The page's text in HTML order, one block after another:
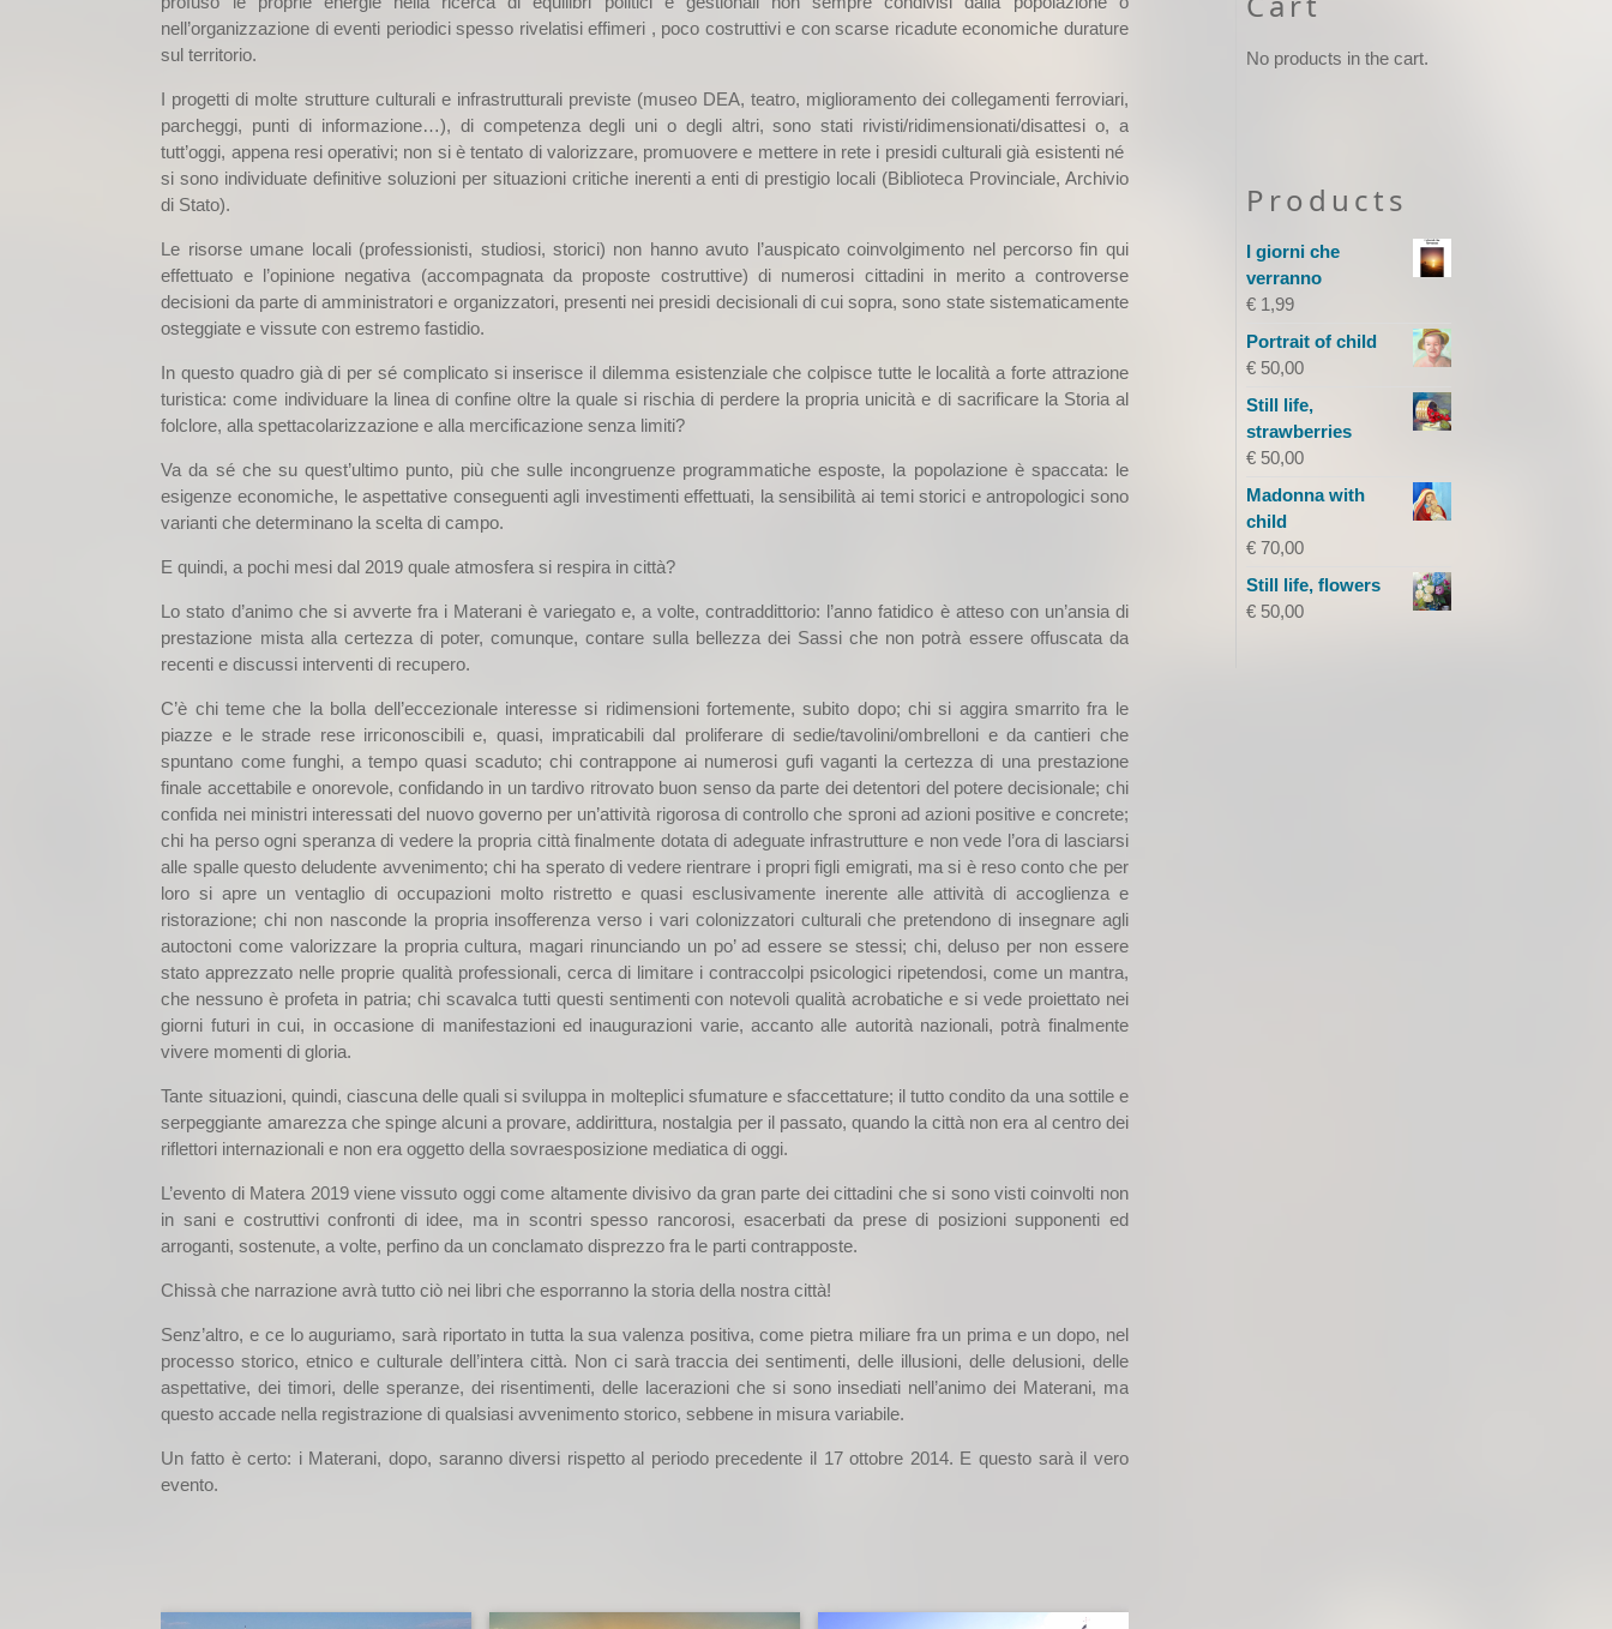
nell’organizzazione di eventi periodici spesso rivelatisi effimeri , poco costruttivi e con scarse ricadute economiche durature
sul territorio.
I progetti di molte strutture culturali e infrastrutturali previste (museo DEA, teatro, miglioramento dei collegamenti ferroviari,
parcheggi, punti di informazione…), di competenza degli uni o degli altri, sono stati rivisti/ridimensionati/disattesi o, a
tutt’oggi, appena resi operativi; non si è tentato di valorizzare, promuovere e mettere in rete i presidi culturali già esistenti né
si sono individuate definitive soluzioni per situazioni critiche inerenti a enti di prestigio locali (Biblioteca Provinciale, Archivio
di Stato).
Le risorse umane locali (professionisti, studiosi, storici) non hanno avuto l’auspicato coinvolgimento nel percorso fin qui
effettuato e l’opinione negativa (accompagnata da proposte costruttive) di numerosi cittadini in merito a controverse
decisioni da parte di amministratori e organizzatori, presenti nei presidi decisionali di cui sopra, sono state sistematicamente
osteggiate e vissute con estremo fastidio.
In questo quadro già di per sé complicato si inserisce il dilemma esistenziale che colpisce tutte le località a forte attrazione
turistica: come individuare la linea di confine oltre la quale si rischia di perdere la propria unicità e di sacrificare la Storia al
folclore, alla spettacolarizzazione e alla mercificazione senza limiti?
Va da sé che su quest’ultimo punto, più che sulle incongruenze programmatiche esposte, la popolazione è spaccata: le
esigenze economiche, le aspettative conseguenti agli investimenti effettuati, la sensibilità ai temi storici e antropologici sono
varianti che determinano la scelta di campo.
E quindi, a pochi mesi dal 2019 quale atmosfera si respira in città?
Lo stato d’animo che si avverte fra i Materani è variegato e, a volte, contraddittorio: l’anno fatidico è atteso con un’ansia di
prestazione mista alla certezza di poter, comunque, contare sulla bellezza dei Sassi che non potrà essere offuscata da
recenti e discussi interventi di recupero.
C’è chi teme che la bolla dell’eccezionale interesse si ridimensioni fortemente, subito dopo; chi si aggira smarrito fra le
piazze e le strade rese irriconoscibili e, quasi, impraticabili dal proliferare di sedie/tavolini/ombrelloni e da cantieri che
spuntano come funghi, a tempo quasi scaduto; chi contrappone ai numerosi gufi vaganti la certezza di una prestazione
finale accettabile e onorevole, confidando in un tardivo ritrovato buon senso da parte dei detentori del potere decisionale; chi
confida nei ministri interessati del nuovo governo per un’attività rigorosa di controllo che sproni ad azioni positive e concrete;
chi ha perso ogni speranza di vedere la propria città finalmente dotata di adeguate infrastrutture e non vede l’ora di lasciarsi
alle spalle questo deludente avvenimento; chi ha sperato di vedere rientrare i propri figli emigrati, ma si è reso conto che per
loro si apre un ventaglio di occupazioni molto ristretto e quasi esclusivamente inerente alle attività di accoglienza e
ristorazione; chi non nasconde la propria insofferenza verso i vari colonizzatori culturali che pretendono di insegnare agli
autoctoni come valorizzare la propria cultura, magari rinunciando un po’ ad essere se stessi; chi, deluso per non essere
stato apprezzato nelle proprie qualità professionali, cerca di limitare i contraccolpi psicologici ripetendosi, come un mantra,
che nessuno è profeta in patria; chi scavalca tutti questi sentimenti con notevoli qualità acrobatiche e si vede proiettato nei
giorni futuri in cui, in occasione di manifestazioni ed inaugurazioni varie, accanto alle autorità nazionali, potrà finalmente
vivere momenti di gloria.
Tante situazioni, quindi, ciascuna delle quali si sviluppa in molteplici sfumature e sfaccettature; il tutto condito da una sottile e
serpeggiante amarezza che spinge alcuni a provare, addirittura, nostalgia per il passato, quando la città non era al centro dei
riflettori internazionali e non era oggetto della sovraesposizione mediatica di oggi.
L’evento di Matera 2019 viene vissuto oggi come altamente divisivo da gran parte dei cittadini che si sono visti coinvolti non
in sani e costruttivi confronti di idee, ma in scontri spesso rancorosi, esacerbati da prese di posizioni supponenti ed
arroganti, sostenute, a volte, perfino da un conclamato disprezzo fra le parti contrapposte.
Chissà che narrazione avrà tutto ciò nei libri che esporranno la storia della nostra città!
Senz’altro, e ce lo auguriamo, sarà riportato in tutta la sua valenza positiva, come pietra miliare fra un prima e un dopo, nel
processo storico, etnico e culturale dell’intera città. Non ci sarà traccia dei sentimenti, delle illusioni, delle delusioni, delle
aspettative, dei timori, delle speranze, dei risentimenti, delle lacerazioni che si sono insediati nell’animo dei Materani, ma
questo accade nella registrazione di qualsiasi avvenimento storico, sebbene in misura variabile.
Un fatto è certo: i Materani, dopo, saranno diversi rispetto al periodo precedente il 17 ottobre 2014. E questo sarà il vero
evento.
No products in the cart.
Products
I giorni che
verranno
€ 1,99
Portrait of child
€ 50,00
Still life,
strawberries
€ 50,00
Madonna with
child
€ 70,00
Still life, flowers
€ 50,00